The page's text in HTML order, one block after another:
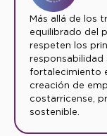
Más allá de los
equilibrado del
respeten los
responsabilidad
fortalecimiento
creación de
costarricense,
sostenible.